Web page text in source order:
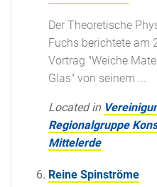
Der Theoretische
Fuchs berichtete am
Vortrag "Weiche
Glas" von seinem ...
Located in
Regionalgruppe
Mittelerde
Reine Spinströme